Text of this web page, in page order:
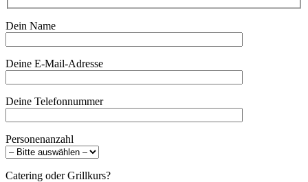
Dein Name
Deine E-Mail-Adresse
Deine Telefonnummer
Personenanzahl
Catering oder Grillkurs?